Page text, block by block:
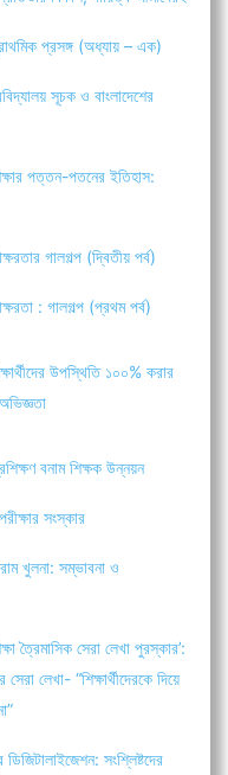
প্রসঙ্গ (অধ্যায় – এক)
সূচক ও বাংলাদেশের
পত্তন-পতনের ইতিহাস:
গালগল্প (দ্বিতীয় পর্ব)
: গালগল্প (প্রথম পর্ব)
উপস্থিতি ১০০% করার
বনাম শিক্ষক উন্নয়ন
সংস্কার
খুলনা: সম্ভাবনা ও
ত্রৈমাসিক সেরা লেখা পুরস্কার’:
লেখা- “শিক্ষার্থীদেরকে দিয়ে
ডিজিটালাইজেশন: সংশ্লিষ্টদের